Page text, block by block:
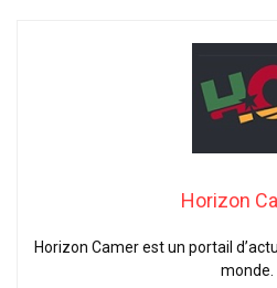
Horizon
Horizon Camer est un portail
monde.